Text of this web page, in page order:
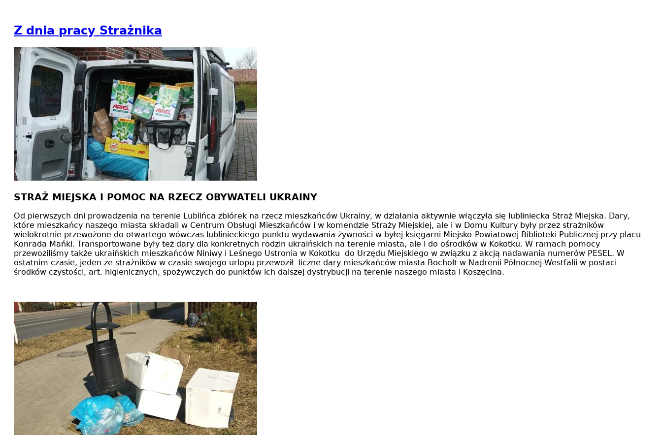
Z dnia pracy Strażnika
STRAŻ MIEJSKA I POMOC NA RZECZ OBYWATELI UKRAINY
Od pierwszych dni prowadzenia na terenie Lublińca zbiórek na rzecz mieszkańców Ukrainy, w działania aktywnie włączyła się lubliniecka Straż Miejska. Dary,
które mieszkańcy naszego miasta składali w Centrum Obsługi Mieszkańców i w komendzie Straży Miejskiej, ale i w Domu Kultury były przez strażników
wielokrotnie przewożone do otwartego wówczas lublinieckiego punktu wydawania żywności w byłej księgarni Miejsko-Powiatowej Biblioteki Publicznej przy placu
Konrada Mańki. Transportowane były też dary dla konkretnych rodzin ukraińskich na terenie miasta, ale i do ośrodków w Kokotku. W ramach pomocy
przewoziliśmy także ukraińskich mieszkańców Niniwy i Leśnego Ustronia w Kokotku do Urzędu Miejskiego w związku z akcją nadawania numerów PESEL. W
ostatnim czasie, jeden ze strażników w czasie swojego urlopu przewoził liczne dary mieszkańców miasta Bocholt w Nadrenii Północnej-Westfalii w postaci
środków czystości, art. higienicznych, spożywczych do punktów ich dalszej dystrybucji na terenie naszego miasta i Koszęcina.